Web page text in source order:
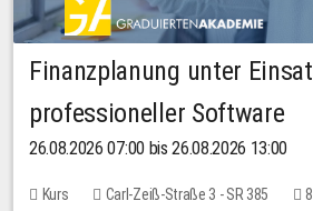
Finanzplanung unter
professioneller Software
26.08.2026 07:00 bis 26.08.2026 13:00
Kurs Carl-Zeiß-Straße 3 - SR 385